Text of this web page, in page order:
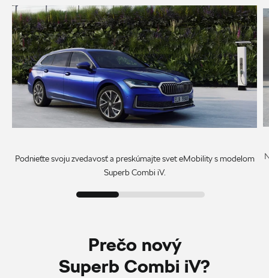
Podnieťte svoju zvedavosť a preskúmajte svet eMobility s modelom
Superb Combi iV.
Prečo nový
Superb Combi iV?